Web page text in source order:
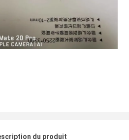
du produit